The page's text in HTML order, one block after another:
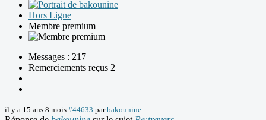
Hors Ligne
Membre premium
Messages : 217
Remerciements reçus 2
il y a 15 ans 8 mois #44633 parbakounine